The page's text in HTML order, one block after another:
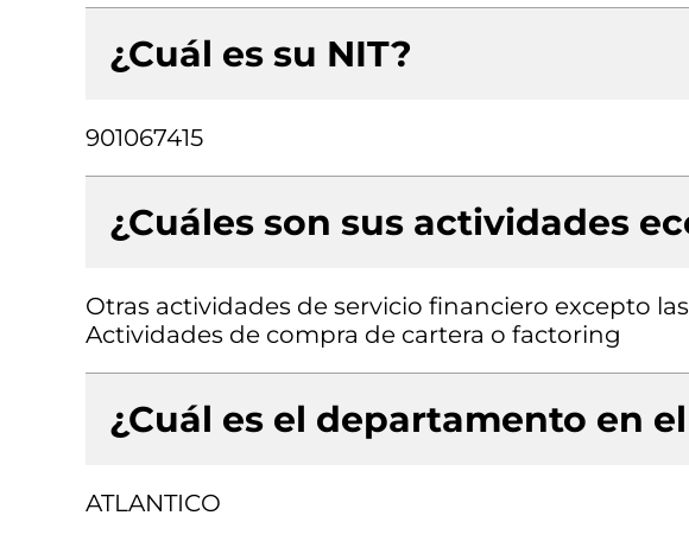
¿Cuál es su NIT?
901067415
¿Cuáles son sus actividades
Otras actividades de servicio financiero excepto
Actividades de compra de cartera o factoring
¿Cuál es el departamento en
ATLANTICO